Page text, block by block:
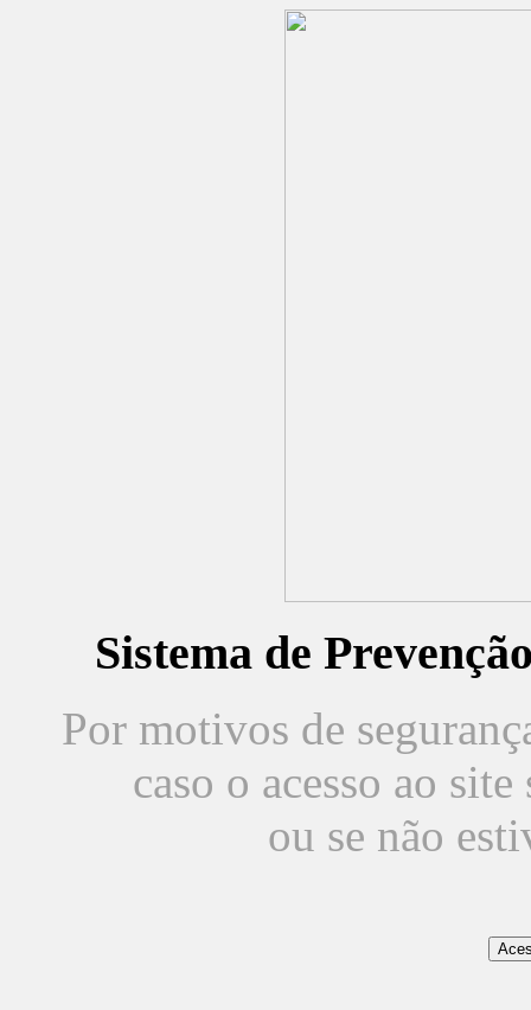
Sistema de
Por motivos de
caso o acesso ao
ou se não